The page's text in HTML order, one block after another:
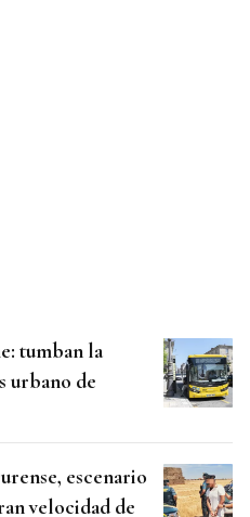
tumban la
urbano de
escenario
velocidad de